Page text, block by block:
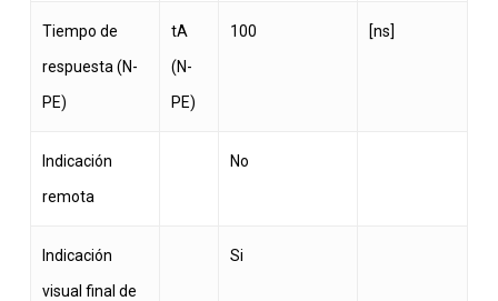
Tiempo de
respuesta (N-
PE)
tA
(N-
PE)
100 [ns]
Indicación
remota
No
Indicación
visual final de
Si